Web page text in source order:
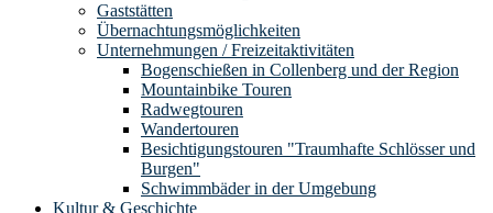
Gaststätten
Übernachtungsmöglichkeiten
Unternehmungen / Freizeitaktivitäten
Bogenschießen in Collenberg und der Region
Mountainbike Touren
Radwegtouren
Wandertouren
Besichtigungstouren "Traumhafte Schlösser und
Burgen"
Schwimmbäder in der Umgebung
Kultur & Geschichte